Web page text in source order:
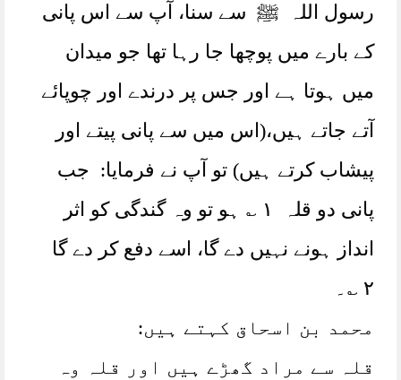
رسول اللہ ﷺ سے سنا، آپ سے اس پانی
کے بارے میں پوچھا جا رہا تھا جو میدان
میں ہوتا ہے اور جس پر درندے اور چوپائے
آتے جاتے ہیں،(اس میں سے پانی پیتے اور
پیشاب کرتے ہیں) تو آپ نے فرمایا: جب
پانی دو قلہ ١ ؎ ہو تو وہ گندگی کو اثر
انداز ہونے نہیں دے گا، اسے دفع کر دے گا
٢ ؎۔
محمد بن اسحاق کہتے ہیں:
قلہ سے مراد گھڑے ہیں اور قلہ وہ